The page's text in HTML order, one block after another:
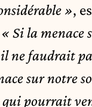
»,
« Si la menace
ne faudrait
sur notre
pourrait